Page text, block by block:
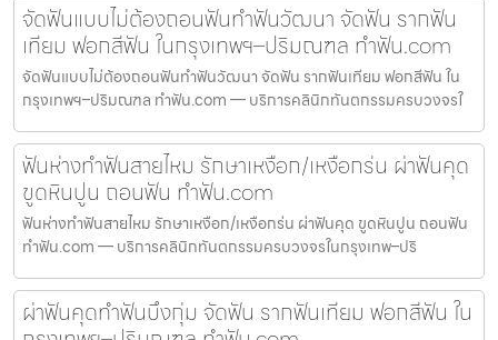
จัดฟันแบบไม่ต้องถอนฟันทำฟันวัฒนา จัดฟัน รากฟัน
เทียม ฟอกสีฟัน ในกรุงเทพฯ–ปริมณฑล ทำฟัน.com
จัดฟันแบบไม่ต้องถอนฟันทำฟันวัฒนา จัดฟัน รากฟันเทียม ฟอกสีฟัน ใน
กรุงเทพฯ–ปริมณฑล ทำฟัน.com — บริการคลินิกทันตกรรมครบวงจรใ
ฟันห่างทำฟันสายไหม รักษาเหงือก/เหงือกร่น ผ่าฟันคุด
ขูดหินปูน ถอนฟัน ทำฟัน.com
ฟันห่างทำฟันสายไหม รักษาเหงือก/เหงือกร่น ผ่าฟันคุด ขูดหินปูน ถอนฟัน
ทำฟัน.com — บริการคลินิกทันตกรรมครบวงจรในกรุงเทพ–ปริ
ผ่าฟันคุดทำฟันบึงกุ่ม จัดฟัน รากฟันเทียม ฟอกสีฟัน ใน